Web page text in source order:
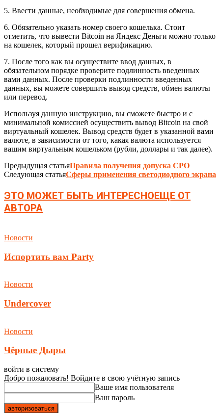
5. Ввести данные, необходимые для совершения обмена.
6. Обязательно указать номер своего кошелька. Стоит
отметить, что вывести Bitcoin на Яндекс Деньги можно только
на кошелек, который прошел верификацию.
7. После того как вы осуществите ввод данных, в
обязательном порядке проверите подлинность введенных
вами данных. После проверки подлинности введенных
данных, вы можете совершить вывод средств, обмен валюты
или перевод.
Используя данную инструкцию, вы сможете быстро и с
минимальной комиссией осуществить вывод Bitcoin на свой
виртуальный кошелек. Вывод средств будет в указанной вами
валюте, в зависимости от того, какая валюта используется
вашим виртуальным кошельком (рубли, доллары и так далее).
Предыдущая статьяПравила получения допуска СРО
Следующая статьяСферы применения светодиодного экрана
ЭТО МОЖЕТ БЫТЬ ИНТЕРЕСНОЕЩЕ ОТ
АВТОРА
Новости
Испортить вам Party
Новости
Undercover
Новости
Чёрные Дыры
войти в систему
Добро пожаловать! Войдите в свою учётную запись
Ваше имя пользователя
Ваш пароль